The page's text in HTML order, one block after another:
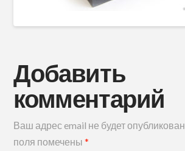
Добавить
комментарий
Ваш адрес email не будет опубликован.
поля помечены*